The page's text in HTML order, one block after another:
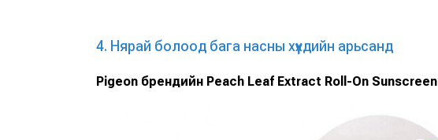
4. Нярай болоод бага насны хүүхдийн арьсанд
Pigeon брендийн Peach Leaf Extract Roll-On Sunscreen